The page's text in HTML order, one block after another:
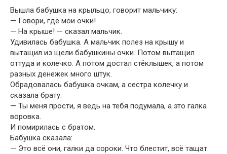
Вышла бабушка на крыльцо, говорит мальчику:
— Говори, где мои очки!
— На крыше! — сказал мальчик.
Удивилась бабушка. А мальчик полез на крышу и
вытащил из щели бабушкины очки. Потом вытащил
оттуда и колечко. А потом достал стёклышек, а потом
разных денежек много штук.
Обрадовалась бабушка очкам, а сестра колечку и
сказала брату:
— Ты меня прости, я ведь на тебя подумала, а это галка
воровка.
И помирилась с братом.
Бабушка сказала:
— Это всё они, галки да сороки. Что блестит, всё тащат.